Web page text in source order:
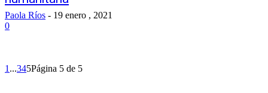
Paola Ríos - 19 enero , 2021
0
1 ...345Página 5 de 5